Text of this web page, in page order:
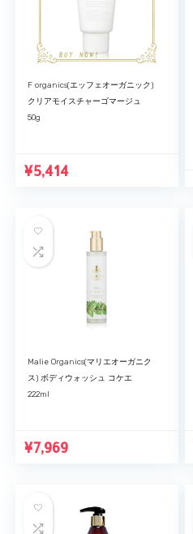
F organics(エッフェオーガニック)
クリアモイスチャーゴマージュ
50g
¥5,414
Malie Organics(マリエオーガニク
ス) ボディウォッシュ コケエ
222ml
¥7,969